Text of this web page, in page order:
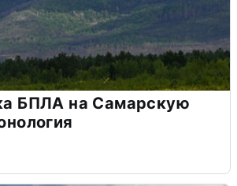
БПЛА на Самарскую